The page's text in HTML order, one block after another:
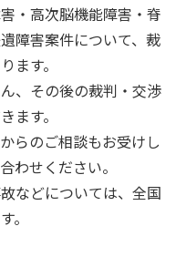
・高次脳機能障害・脊
障害案件について、裁
ます。
、その後の裁判・交渉
ます。
らのご相談もお受けし
わせください。
などについては、全国
。